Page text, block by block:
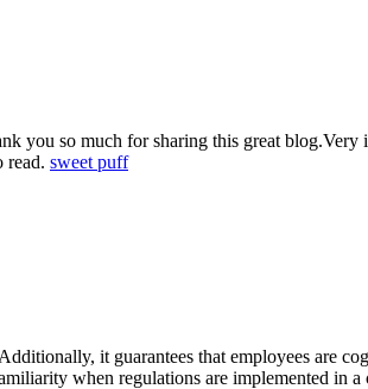
you so much for sharing this great
read. sweet puff
Additionally, it guarantees that employees are
when regulations are implemented in a